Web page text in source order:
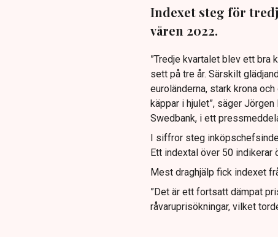
Indexet steg för
våren 2022.
”Tredje kvartalet blev ett bra
sett på tre år. Särskilt
euroländerna, stark krona
käppar i hjulet”, säger
Swedbank, i ett
I siffror steg
Ett indextal över 50 indikerar
Mest draghjälp fick indexet
”Det är ett fortsatt dämpat
råvaruprisökningar, vilket